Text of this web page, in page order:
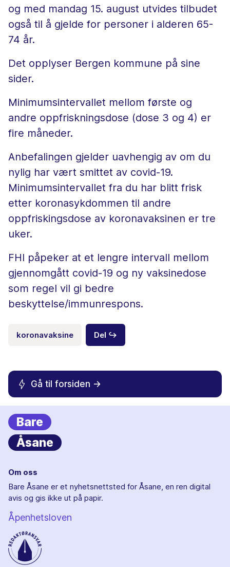
og med mandag 15. august utvides tilbudet
også til å gjelde for personer i alderen 65-
74 år.
Det opplyser Bergen kommune på sine
sider.
Minimumsintervallet mellom første og
andre oppfriskningsdose (dose 3 og 4) er
fire måneder.
Anbefalingen gjelder uavhengig av om du
nylig har vært smittet av covid-19.
Minimumsintervallet fra du har blitt frisk
etter koronasykdommen til andre
oppfriskingsdose av koronavaksinen er tre
uker.
FHI påpeker at et lengre intervall mellom
gjennomgått covid-19 og ny vaksinedose
som regel vil gi bedre
beskyttelse/immunrespons.
koronavaksine Del ↪
Gå til forsiden ->
Bare
Åsane
Om oss
Bare Åsane er et nyhetsnettsted for Åsane, en ren digital
avis og gis ikke ut på papir.
Åpenhetsloven